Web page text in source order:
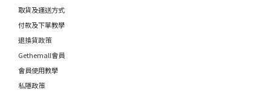
取貨及運送方式
付款及下單教學
退換貨政策
Gethemall會員
會員使用教學
私隱政策